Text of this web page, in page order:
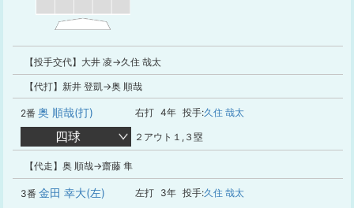
【投手交代】大井 凌→久住 哉太
【代打】新井 登凱→奥 順哉
2番 奥 順哉(打) 右打 4年 投手:久住 哉太
四球 ２アウト１,３塁
【代走】奥 順哉→齋藤 隼
3番 金田 幸大(左) 左打 3年 投手:久住 哉太